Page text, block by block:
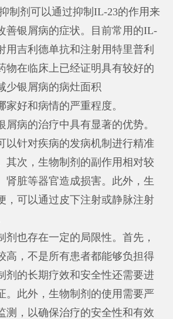
制剂可以通过抑制IL-23的作用来
善银屑病的症状。目前常用的IL-
用吉利德单抗和注射用特里普利
物在临床上已经证明具有较好的
少银屑病的病灶面积
家好和病情的严重程度。
病的治疗中具有显著的优势。
以针对疾病的发病机制进行精准
其次，生物制剂的副作用相对较
肾脏等器官造成损害。此外，生
，可以通过皮下注射或静脉注射
也存在一定的局限性。首先，
高，不是所有患者都能够负担得
剂的长期疗效和安全性还需要进
。此外，生物制剂的使用需要严
测，以确保治疗的安全性和有效